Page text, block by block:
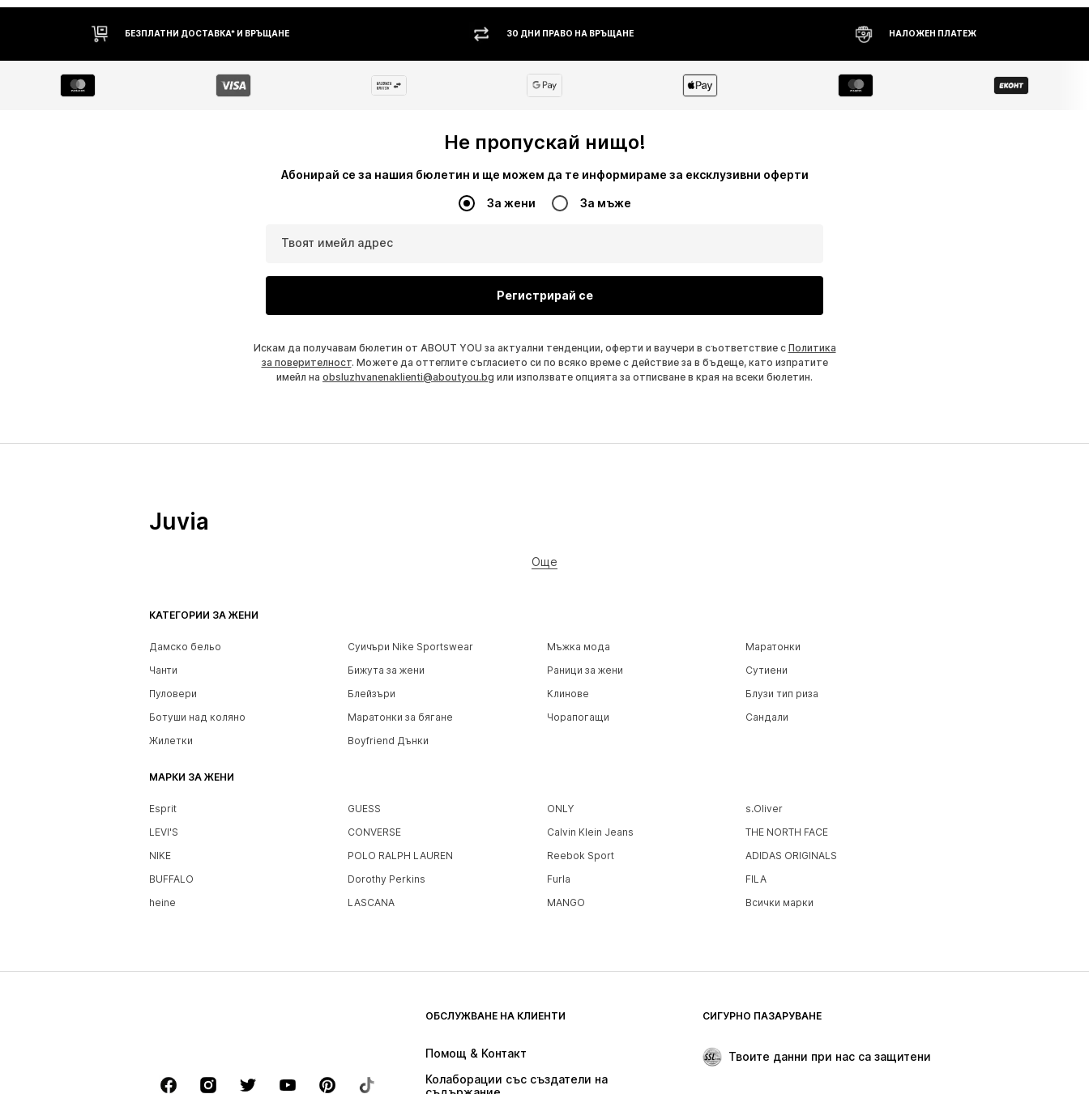
БЕЗПЛАТНИ ДОСТАВКА* И ВРЪЩАНЕ 30 ДНИ ПРАВО НА ВРЪЩАНЕ НАЛОЖЕН ПЛАТЕЖ
Не пропускай нищо!
Абонирай се за нашия бюлетин и ще можем да те информираме за ексклузивни оферти
За жени За мъже
Твоят имейл адрес
Регистрирай се
Искам да получавам бюлетин от ABOUT YOU за актуални тенденции, оферти и ваучери в съответствие с Политика
за поверителност. Можете да оттеглите съгласието си по всяко време с действие за в бъдеще, като изпратите
имейл на obsluzhvanenaklienti@aboutyou.bg или използвате опцията за отписване в края на всеки бюлетин.
КАТЕГОРИИ ЗА ЖЕНИ
Дамско бельо Суичъри Nike Sportswear Мъжка мода
Маратонки
Чанти
Бижута за жени Раници за жени
Сутиени
Пуловери
Блейзъри Клинове
Блузи тип риза
Ботуши над коляно
Маратонки за бягане Чорапогащи
Сандали
Жилетки
Boyfriend Дънки
МАРКИ ЗА ЖЕНИ
Esprit GUESS ONLY
s.Oliver
LEVI'S
CONVERSE Calvin Klein Jeans
THE NORTH FACE
NIKE
POLO RALPH LAUREN Reebok Sport
ADIDAS ORIGINALS
BUFFALO
Dorothy Perkins Furla
FILA
heine
LASCANA MANGO Всички марки
ОБСЛУЖВАНЕ НА КЛИЕНТИ
Помощ & Контакт
Колаборации със създатели на
СИГУРНО ПАЗАРУВАНЕ
Твоите данни при нас са защитени
Juvia
Още